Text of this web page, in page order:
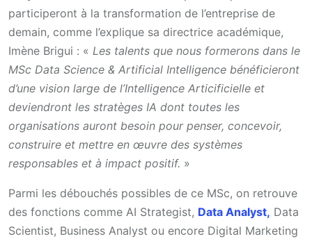
participeront à la transformation de l’entreprise de
demain, comme l’explique sa directrice académique,
Imène Brigui : « Les talents que nous formerons dans le
MSc Data Science & Artificial Intelligence bénéficieront
d’une vision large de l’Intelligence Articificielle et
deviendront les stratèges IA dont toutes les
organisations auront besoin pour penser, concevoir,
construire et mettre en œuvre des systèmes
responsables et à impact positif. »
Parmi les débouchés possibles de ce MSc, on retrouve
des fonctions comme AI Strategist, Data Analyst, Data
Scientist, Business Analyst ou encore Digital Marketing